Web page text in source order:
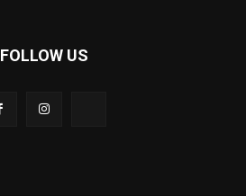
FOLLOW US